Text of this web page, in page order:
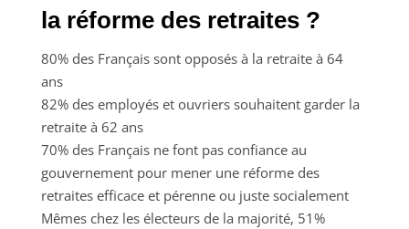
la réforme des retraites ?
80% des Français sont opposés à la retraite à 64
ans
82% des employés et ouvriers souhaitent garder la
retraite à 62 ans
70% des Français ne font pas confiance au
gouvernement pour mener une réforme des
retraites efficace et pérenne ou juste socialement
Mêmes chez les électeurs de la majorité, 51%